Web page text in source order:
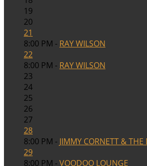
19
20
21
8:00 PM - RAY WILSON
22
8:00 PM - RAY WILSON
23
24
25
26
27
28
8:00 PM - JIMMY CORNETT &
29
8:00 PM -VOODOO LOUNGE